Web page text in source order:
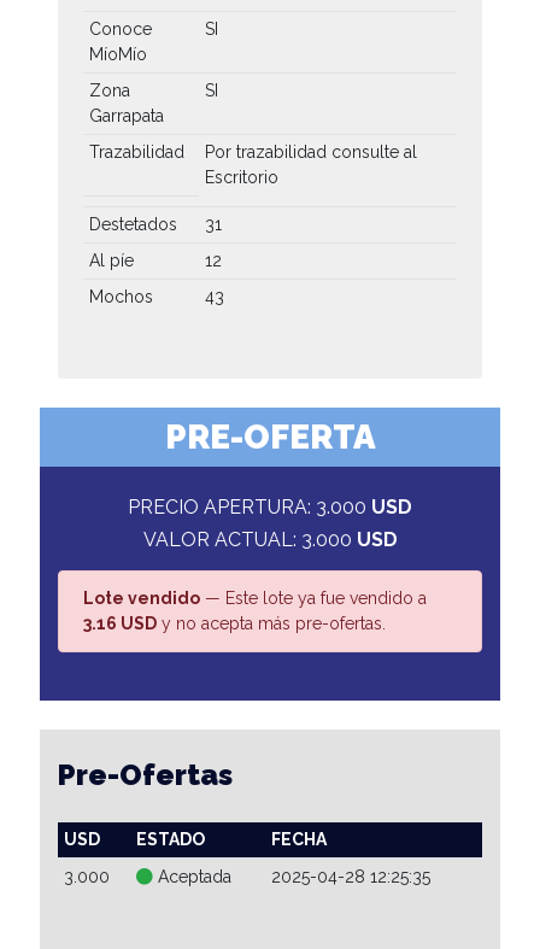
Conoce
MíoMío
SI
Zona
Garrapata
SI
Trazabilidad
Por trazabilidad consulte al
Escritorio
Destetados
31
Al píe
12
Mochos
43
PRE-OFERTA
PRECIO APERTURA: 3.000 USD
VALOR ACTUAL: 3.000 USD
Lote vendido — Este lote ya fue vendido a
3.16 USD y no acepta más pre-ofertas.
Pre-Ofertas
USD ESTADO
FECHA
3.000
Aceptada 2025-04-28 12:25:35